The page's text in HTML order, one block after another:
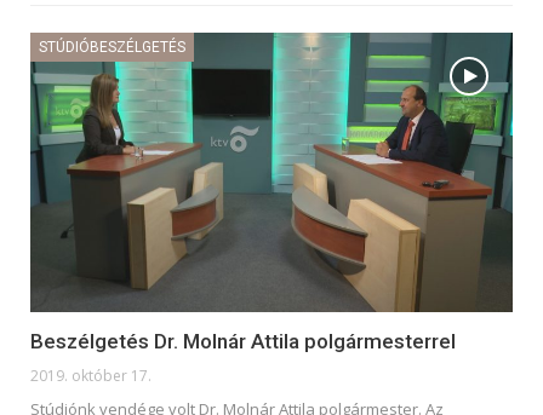
STÚDIÓBESZÉLGETÉS
Beszélgetés Dr. Molnár Attila polgármesterrel
2019. október 17.
Stúdiónk vendége volt Dr. Molnár Attila polgármester. Az